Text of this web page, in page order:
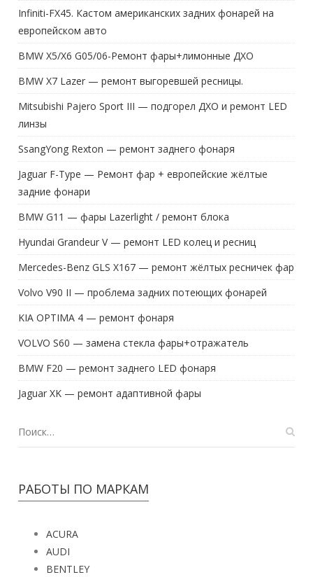
Infiniti-FX45. Кастом американских задних фонарей на
европейском авто
BMW X5/X6 G05/06-Ремонт фары+лимонные ДХО
BMW X7 Lazer — ремонт выгоревшей ресницы.
Mitsubishi Pajero Sport III — подгорел ДХО и ремонт LED
линзы
SsangYong Rexton — ремонт заднего фонаря
Jaguar F-Type — Ремонт фар + европейские жёлтые
задние фонари
BMW G11 — фары Lazerlight / ремонт блока
Hyundai Grandeur V — ремонт LED колец и ресниц
Mercedes-Benz GLS X167 — ремонт жёлтых ресничек фар
Volvo V90 II — проблема задних потеющих фонарей
KIA OPTIMA 4 — ремонт фонаря
VOLVO S60 — замена стекла фары+отражатель
BMW F20 — ремонт заднего LED фонаря
Jaguar XK — ремонт адаптивной фары
РАБОТЫ ПО МАРКАМ
ACURA
AUDI
BENTLEY